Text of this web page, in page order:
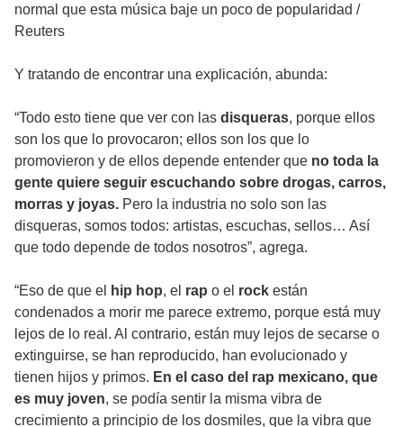
normal que esta música baje un poco de popularidad /
Reuters
Y tratando de encontrar una explicación, abunda:
“Todo esto tiene que ver con las disqueras, porque ellos
son los que lo provocaron; ellos son los que lo
promovieron y de ellos depende entender que no toda la
gente quiere seguir escuchando sobre drogas, carros,
morras y joyas. Pero la industria no solo son las
disqueras, somos todos: artistas, escuchas, sellos… Así
que todo depende de todos nosotros”, agrega.
“Eso de que el hip hop, el rap o el rock están
condenados a morir me parece extremo, porque está muy
lejos de lo real. Al contrario, están muy lejos de secarse o
extinguirse, se han reproducido, han evolucionado y
tienen hijos y primos. En el caso del rap mexicano, que
es muy joven, se podía sentir la misma vibra de
crecimiento a principio de los dosmiles, que la vibra que